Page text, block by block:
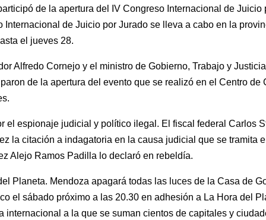
de la apertura del IV Congreso Internacional de Juicio
Internacional de Juicio por Jurado se lleva a cabo en la
el jueves 28.
Alfredo Cornejo y el ministro de Gobierno, Trabajo y
de la apertura del evento que se realizó en el Centro de
el espionaje judicial y político ilegal. El fiscal federal Carlos
la citación a indagatoria en la causa judicial que se tramita
Alejo Ramos Padilla lo declaró en rebeldía.
Planeta. Mendoza apagará todas las luces de la Casa de
el sábado próximo a las 20.30 en adhesión a La Hora del
internacional a la que se suman cientos de capitales y